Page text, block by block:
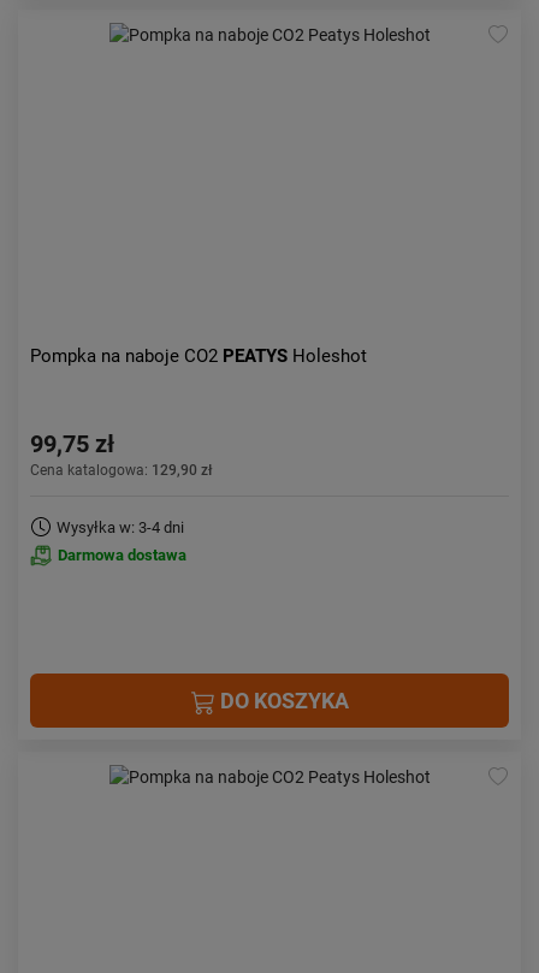
Pompka na naboje CO2 PEATYS Holeshot
99,75 zł
Cena katalogowa: 129,90 zł
Wysyłka w: 3-4 dni
Darmowa dostawa
DO KOSZYKA